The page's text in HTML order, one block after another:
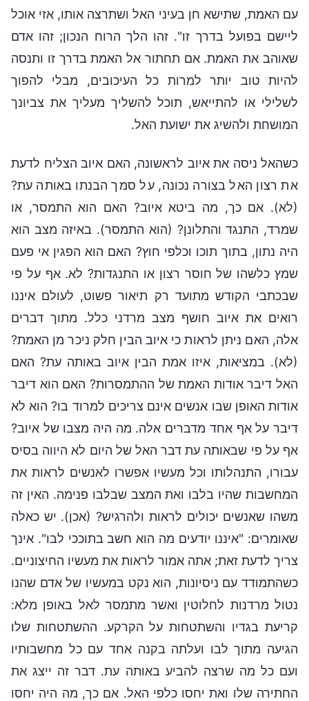
עם האמת, שתישא חן בעיני האל ושתרצה אותו, אזי אוכל
ליישם בפועל בדרך זו". זהו הלך הרוח הנכון; זהו אדם
שאוהב את האמת. אם תחתור אל האמת בדרך זו ותנסה
להיות טוב יותר למרות כל העיכובים, מבלי להפוך
לשלילי או להתייאש, תוכל להשליך מעליך את צביונך
המושחת ולהשיג את ישועת האל.
כשהאל ניסה את איוב לראשונה, האם איוב הצליח לדעת
את רצון האל בצורה נכונה, על סמך הבנתו באותה עת?
(לא). אם כך, מה ביטא איוב? האם הוא התמסר, או
שמרד, התנגד והתלונן? (הוא התמסר). באיזה מצב הוא
היה נתון, בתוך תוכו וכלפי חוץ? האם הוא הפגין אי פעם
שמץ כלשהו של חוסר רצון או התנגדות? לא. אף על פי
שבכתבי הקודש מתועד רק תיאור פשוט, לעולם איננו
רואים את איוב חושף מצב מרדני כלל. מתוך דברים
אלה, האם ניתן לראות כי איוב הבין חלק ניכר מן האמת?
(לא). במציאות, איזו אמת הבין איוב באותה עת? האם
האל דיבר אודות האמת של ההתמסרות? האם הוא דיבר
אודות האופן שבו אנשים אינם צריכים למרוד בו? הוא לא
דיבר על אף אחד מדברים אלה. מה היה מצבו של איוב?
אף על פי שבאותה עת דבר האל של היום לא היווה בסיס
עבורו, התנהלותו וכל מעשיו אפשרו לאנשים לראות את
המחשבות שהיו בלבו ואת המצב שבלבו פנימה. האין זה
משהו שאנשים יכולים לראות ולהרגיש? (אכן). יש כאלה
שאומרים: "איננו יודעים מה הוא חשב בתוככי לבו". אינך
צריך לדעת זאת; אתה אמור לראות את מעשיו החיצוניים.
כשהתמודד עם ניסיונות, הוא נקט במעשיו של אדם שהנו
נטול מרדנות לחלוטין ואשר מתמסר לאל באופן מלא:
קריעת בגדיו והשתטחות על הקרקע. ההשתטחות שלו
הגיעה מתוך לבו ועלתה בקנה אחד עם כל מחשבותיו
ועם כל מה שרצה להביע באותה עת. דבר זה ייצג את
החתירה שלו ואת יחסו כלפי האל. אם כך, מה היה יחסו